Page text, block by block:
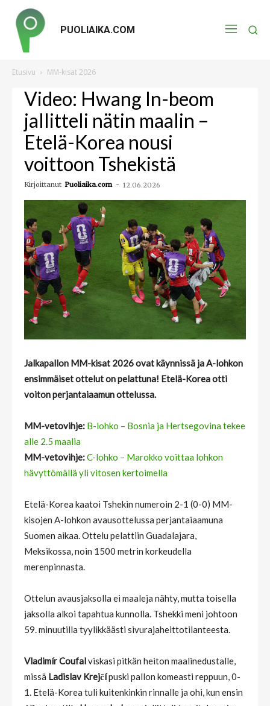
PUOLIAIKA.COM
Etusivu MM-kisat 2026
Video: Hwang In-beom
jallitteli nätin maalin –
Etelä-Korea nousi
voittoon Tshekistä
Kirjoittanut Puoliaika.com - 12.06.2026
Jalkapallon MM-kisat 2026 ovat käynnissä ja A-lohkon
ensimmäiset ottelut on pelattuna! Etelä-Korea otti
voiton perjantaiaamun ottelussa.
MM-vetovihje: B-lohko – Bosnia ja Hertsegovina tekee
alle 2.5 maalia
MM-vetovihje:C-lohko – Marokko voittaa lohkon
hävyttömällä yli vitosen kertoimella
Etelä-Korea kaatoi Tshekin numeroin 2-1 (0-0) MM-
kisojen A-lohkon avausottelussa perjantaiaamuna
Suomen aikaa. Ottelu pelattiin Guadalajara,
Meksikossa, noin 1500 metrin korkeudella
merenpinnasta.
Ottelun avausjaksolla ei maaleja nähty, mutta toisella
jaksolla alkoi tapahtua kunnolla. Tshekki meni johtoon
59. minuutilla tyylikkäästi sivurajaheittotilanteesta.
Vladimír Coufalviskasi pitkän heiton maalinedustalle,
missä Ladislav Krejčípuski pallon komeasti reppuun, 0-
1. Etelä-Korea tuli kuitenkinkin rinnalle ja ohi, kun ensin